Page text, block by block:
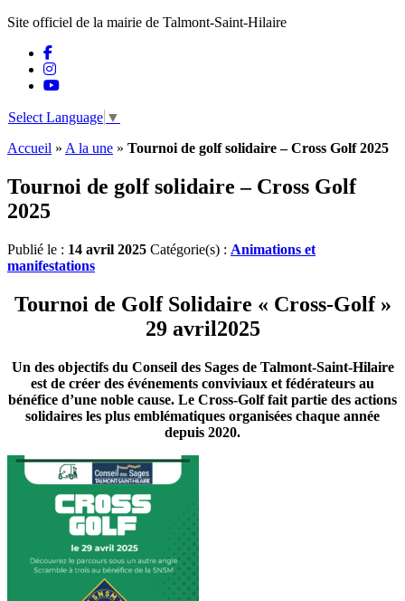
Site officiel de la mairie de Talmont-Saint-Hilaire
Select Language ▼
Accueil » A la une » Tournoi de golf solidaire – Cross Golf 2025
Tournoi de golf solidaire – Cross Golf
2025
Publié le : 14 avril 2025 Catégorie(s) : Animations et
manifestations
Tournoi de Golf Solidaire « Cross-Golf »
29 avril2025
Un des objectifs du Conseil des Sages de Talmont-Saint-Hilaire
est de créer des événements conviviaux et fédérateurs au
bénéfice d’une noble cause. Le Cross-Golf fait partie des actions
solidaires les plus emblématiques organisées chaque année
depuis 2020.